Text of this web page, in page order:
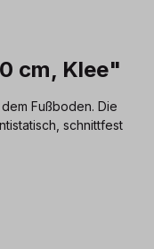
cm, Klee"
Fußboden. Die
schnittfest